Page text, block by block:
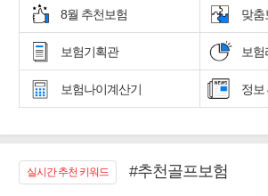
8월 추천보험 맞춤
보험기획관 보험
보험나이계산기 정보
실시간 추천 키워드
#추천골프보험